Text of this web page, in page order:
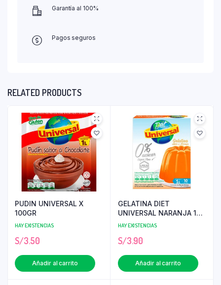
Garantía al 100%
Pagos seguros
RELATED PRODUCTS
PUDIN UNIVERSAL X
100GR
HAY EXISTENCIAS
S/3.50
Añadir al carrito
GELATINA DIET
UNIVERSAL NARANJA 19
GR
HAY EXISTENCIAS
S/3.90
Añadir al carrito